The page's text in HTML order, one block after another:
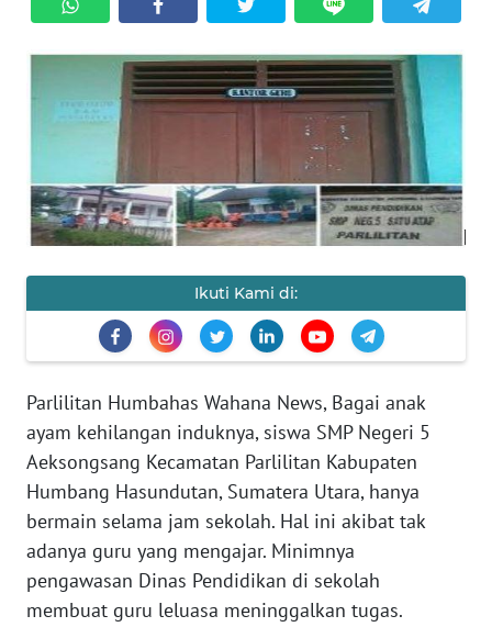
Ikuti Kami di:
Parlilitan Humbahas Wahana News, Bagai anak
ayam kehilangan induknya, siswa SMP Negeri 5
Aeksongsang Kecamatan Parlilitan Kabupaten
Humbang Hasundutan, Sumatera Utara, hanya
bermain selama jam sekolah. Hal ini akibat tak
adanya guru yang mengajar. Minimnya
pengawasan Dinas Pendidikan di sekolah
membuat guru leluasa meninggalkan tugas.
EKUIN
SAINS-TEKNO
KESEHATAN
INTERNASIONAL
PENDIDIKAN
OPINI
EDITORIAL
Informasi
INDEKS